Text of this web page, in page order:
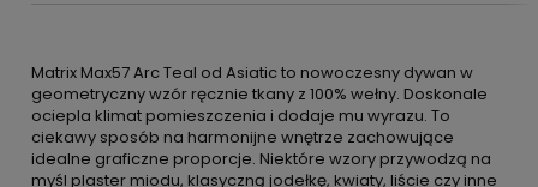
Matrix Max57 Arc Teal od Asiatic to nowoczesny dywan w
geometryczny wzór ręcznie tkany z 100% wełny. Doskonale
ociepla klimat pomieszczenia i dodaje mu wyrazu. To
ciekawy sposób na harmonijne wnętrze zachowujące
idealne graficzne proporcje. Niektóre wzory przywodzą na
myśl plaster miodu, klasyczną jodełkę, kwiaty, liście czy inne